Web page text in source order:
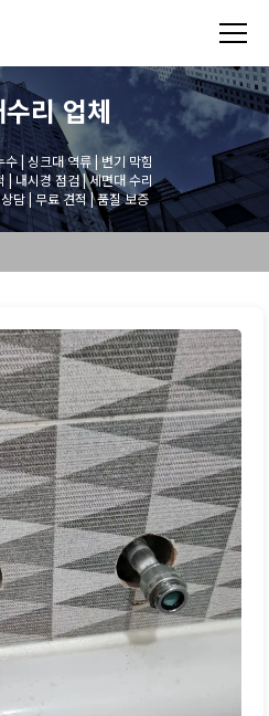
리업체
| 싱크대 역류 | 변기 막힘
| 내시경 점검 | 세면대 수리
담 | 무료 견적 | 품질 보증